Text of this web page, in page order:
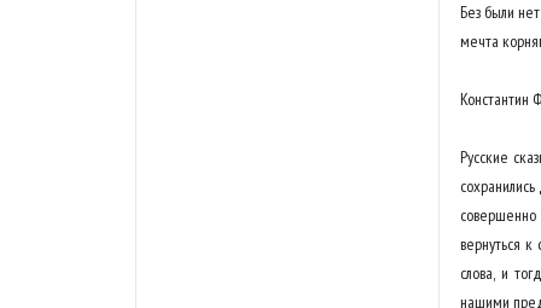
Без были
мечта
Константин
Русские
вернуться
слова, и
нашими